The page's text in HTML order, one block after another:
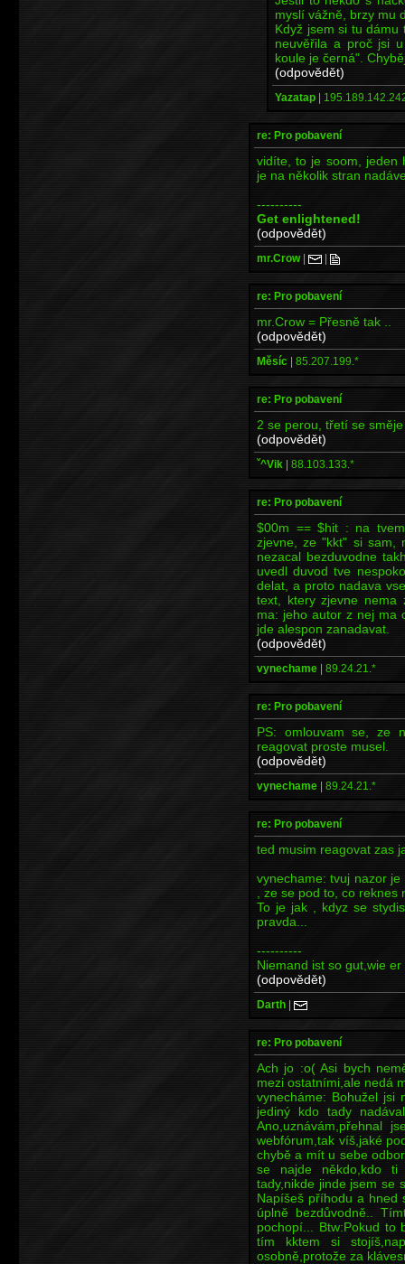
myslí vážně, brzy mu
Když jsem si tu
neuvěřila a proč jsi
koule je černá".
(odpovědět)
Yazatap |
re: Pro pobavení
vidíte, to je soom, jeden
je na několik stran
----------
Get enlightened!
(odpovědět)
mr.Crow| |
re: Pro pobavení
mr.Crow = Přesně tak ..
(odpovědět)
Měsíc | 85.207.199.*
re: Pro pobavení
2 se perou, třetí se
(odpovědět)
ˇ^Vik | 88.103.133.*
re: Pro pobavení
$00m == $hit : na
zjevne, ze "kkt" si sam,
nezacal bezduvodne
uvedl duvod tve
delat, a proto nadava
text, ktery zjevne nema
ma: jeho autor z nej ma
jde alespon zanadavat.
(odpovědět)
vynechame | 89.24.21.*
re: Pro pobavení
PS: omlouvam se, ze
reagovat proste musel.
(odpovědět)
vynechame | 89.24.21.*
re: Pro pobavení
ted musim reagovat zas
vynechame: tvuj nazor
, ze se pod to, co reknes
To je jak , kdyz se
pravda...
----------
Niemand ist so gut,wie
(odpovědět)
Darth |
re: Pro pobavení
Ach jo :o( Asi bych
mezi ostatními,ale nedá
vynecháme: Bohužel jsi
jediný kdo tady
Ano,uznávám,přehnal
webfórum,tak víš,jaké
chybě a mít u sebe
se najde někdo,kdo
tady,nikde jinde jsem se
Napíšeš příhodu a hned
úplně bezdůvodně..
pochopí... Btw:Pokud
tím kktem si
osobně,protože za